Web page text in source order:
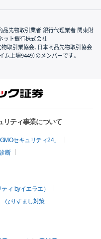
品先物取引業者 銀行代理業者 関東財
ット銀行株式会社
取引業協会、日本商品先物取引協会
上場9449）のメンバーです。
リティ事業について
セキュリティ24」
断
ィ byイエラエ）
なりすまし対策